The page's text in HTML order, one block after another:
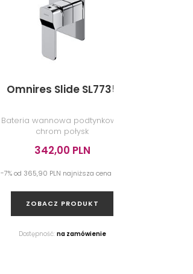
Omnires Slide SL7735
Bateria wannowa podtynkowa,
chrom połysk
342,00 PLN
-7% od 365,90 PLN najniższa cena
ZOBACZ PRODUKT
Dostępność: na zamówienie